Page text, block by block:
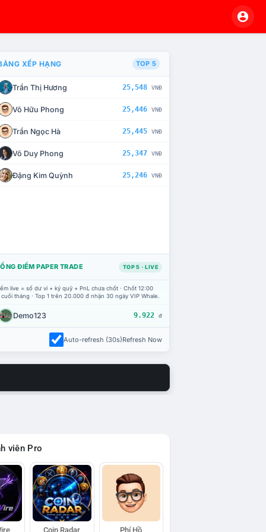
CHẾ TÀI XỬ LÝ VI PHẠM
XẾP HẠNG TOP 5
Trần Thị Hương 25,548 VNĐ
Võ Hữu Phong 25,446 VNĐ
Trần Ngọc Hà 25,445 VNĐ
Võ Duy Phong 25,347 VNĐ
Đặng Kim Quỳnh 25,246 VNĐ
ĐIỂM PAPER TRADE TOP 5 · LIVE
live = số dư ví + ký quỹ + PnL chưa chốt · Chốt 12:00
tháng · Top 1 trên 20.000 đ nhận 30 ngày VIP Whale.
Demo123 9.922 đ
Auto-refresh (30s)Refresh Now
viên Pro
Coin Radar Phí Hồ